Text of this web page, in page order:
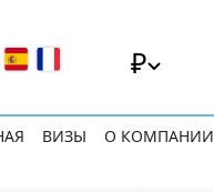
₽
ВИЗЫ О КОМПАНИИ